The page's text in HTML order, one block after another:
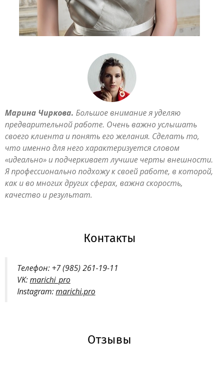
Марина Чиркова. Большое внимание я уделяю
предварительной работе. Очень важно услышать
своего клиента и понять его желания. Сделать то,
что именно для него характеризуется словом
«идеально» и подчеркивает лучшие черты внешности.
Я профессионально подхожу к своей работе, в которой,
как и во многих других сферах, важна скорость,
качество и результат.
Контакты
Телефон: +7 (985) 261-19-11
VK:marichi_pro
Instagram:marichi.pro
Отзывы